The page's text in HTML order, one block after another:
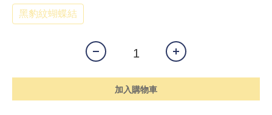
黑豹紋蝴蝶結
加入購物車